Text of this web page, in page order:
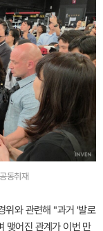
동취재
위와 관련해 "과거 '발로
맺어진 관계가 이번 만